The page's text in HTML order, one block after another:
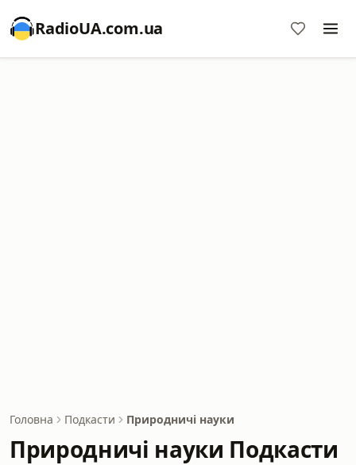
RadioUA.com.ua
Головна Подкасти Природничі науки
Природничі науки Подкасти